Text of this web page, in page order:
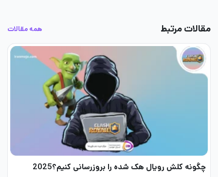
مقالات مرتبط همه مقالات
چگونه کلش رویال هک شده را بروزرسانی کنیم؟2025